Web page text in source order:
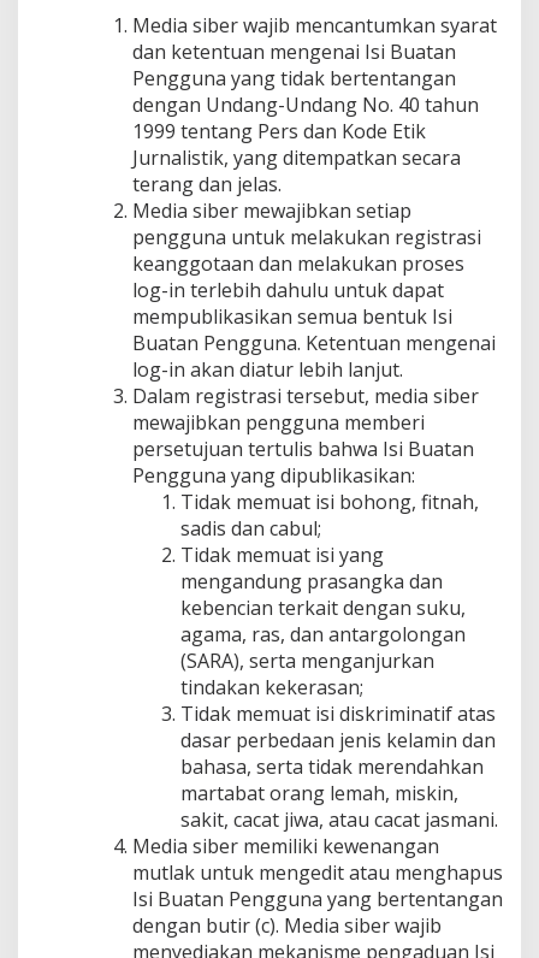
Media siber wajib mencantumkan syarat
dan ketentuan mengenai Isi Buatan
Pengguna yang tidak bertentangan
dengan Undang-Undang No. 40 tahun
1999 tentang Pers dan Kode Etik
Jurnalistik, yang ditempatkan secara
terang dan jelas.
Media siber mewajibkan setiap
pengguna untuk melakukan registrasi
keanggotaan dan melakukan proses
log-in terlebih dahulu untuk dapat
mempublikasikan semua bentuk Isi
Buatan Pengguna. Ketentuan mengenai
log-in akan diatur lebih lanjut.
Dalam registrasi tersebut, media siber
mewajibkan pengguna memberi
persetujuan tertulis bahwa Isi Buatan
Pengguna yang dipublikasikan:
Tidak memuat isi bohong, fitnah,
sadis dan cabul;
Tidak memuat isi yang
mengandung prasangka dan
kebencian terkait dengan suku,
agama, ras, dan antargolongan
(SARA), serta menganjurkan
tindakan kekerasan;
Tidak memuat isi diskriminatif atas
dasar perbedaan jenis kelamin dan
bahasa, serta tidak merendahkan
martabat orang lemah, miskin,
sakit, cacat jiwa, atau cacat jasmani.
Media siber memiliki kewenangan
mutlak untuk mengedit atau menghapus
Isi Buatan Pengguna yang bertentangan
dengan butir (c). Media siber wajib
menyediakan mekanisme pengaduan Isi